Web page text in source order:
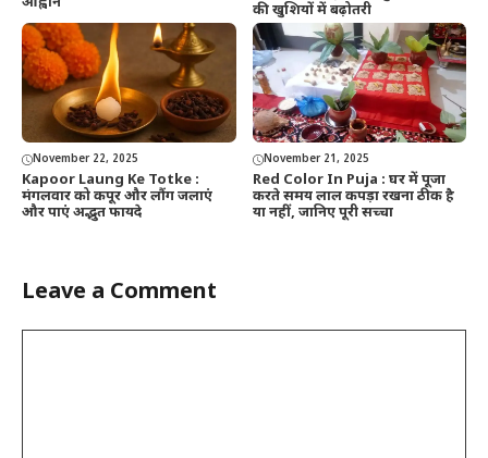
की खुशियों में बढ़ोतरी
November 22, 2025
Kapoor Laung Ke Totke :
मंगलवार को कपूर और लौंग जलाएं
और पाएं अद्भुत फायदे
November 21, 2025
Red Color In Puja : घर में पूजा
करते समय लाल कपड़ा रखना ठीक है
या नहीं, जानिए पूरी सच्चा
Leave a Comment